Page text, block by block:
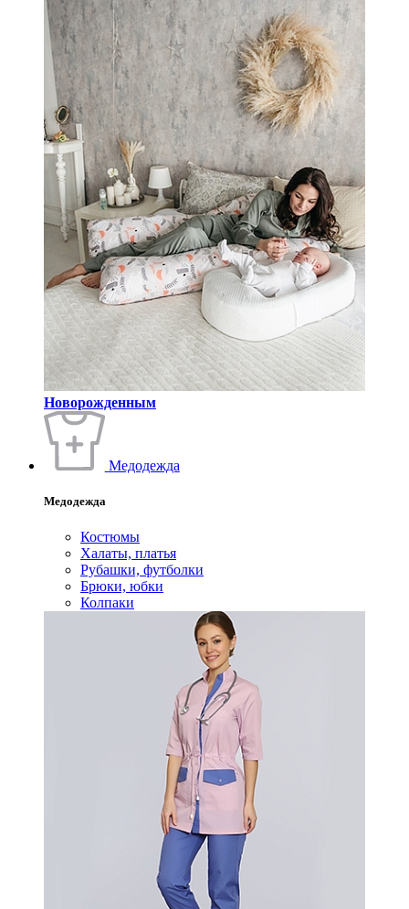
Новорожденным
Медодежда
Медодежда
Костюмы
Халаты, платья
Рубашки, футболки
Брюки, юбки
Колпаки